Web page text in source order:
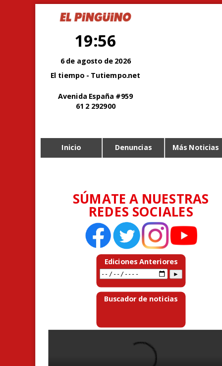
19:56
6 de agosto de 2026
El tiempo - Tutiempo.net
Avenida España #959
61 2 292900
Inicio Denuncias Más Noticias
SÚMATE A NUESTRAS
REDES SOCIALES
Ediciones Anteriores
Buscador de noticias